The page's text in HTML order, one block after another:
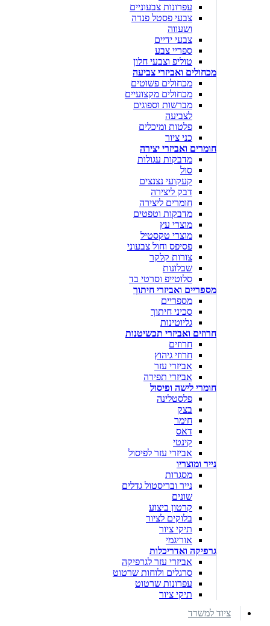
עפרונות צבעוניים
צבעי פסטל פנדה
ושעווה
צבעי ידיים
ספריי צבע
טוליפ וצבעי חלון
מכחולים ואביזרי צביעה
מכחולים פשוטים
מכחולים מקצועיים
מברשות וספוגים
לצביעה
פלטות ומיכלים
כני ציור
חומרים ואביזרי יצירה
מדבקות עגולות
סול
קעקועי נצנצים
דבק ליצירה
חומרים ליצירה
מדבקות וטפטים
מוצרי עץ
מוצרי טקסטיל
פסיפס וחול צבעוני
צורות קלקר
שבלונות
סלוטייפ וסרטי בד
מספריים ואביזרי חיתוך
מספריים
סכיני חיתוך
גליוטינות
חרוזים ואביזרי תכשיטנות
חרוזים
חרוזי גיהוץ
אביזרי עזר
אביזרי תפירה
חומרי לישה ופיסול
פלסטלינה
בצק
חימר
דאס
קינטי
אביזרי עזר לפיסול
נייר ומוצריו
מסגרות
נייר ובריסטול גדלים
שונים
קרטון ביצוע
בלוקים לציור
תיקי ציור
אוריגמי
גרפיקה ואדריכלות
אביזרי עזר לגרפיקה
סרגלים ולוחות שרטוט
עפרונות שרטוט
תיקי ציור
ציוד למשרד